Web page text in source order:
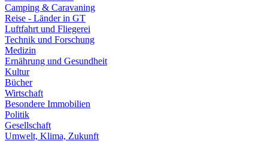
Camping & Caravaning
Reise - Länder in GT
Luftfahrt und Fliegerei
Technik und Forschung
Medizin
Ernährung und Gesundheit
Kultur
Bücher
Wirtschaft
Besondere Immobilien
Politik
Gesellschaft
Umwelt, Klima, Zukunft